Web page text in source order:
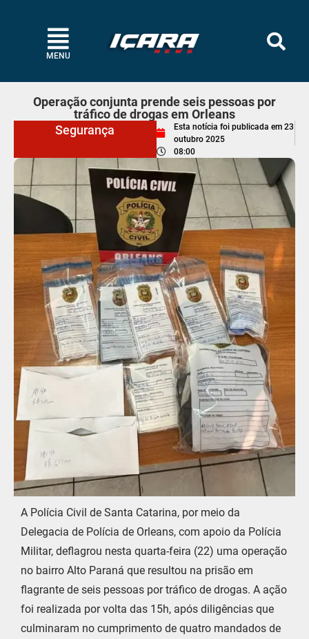
MENU
Operação conjunta prende seis pessoas por
tráfico de drogas em Orleans
Segurança
Esta notícia foi publicada em 23
outubro 2025
08:00
A Polícia Civil de Santa Catarina, por meio da
Delegacia de Polícia de Orleans, com apoio da Polícia
Militar, deflagrou nesta quarta-feira (22) uma operação
no bairro Alto Paraná que resultou na prisão em
flagrante de seis pessoas por tráfico de drogas. A ação
foi realizada por volta das 15h, após diligências que
culminaram no cumprimento de quatro mandados de